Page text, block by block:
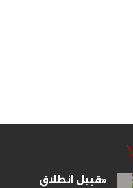
«قبيل انطلاق